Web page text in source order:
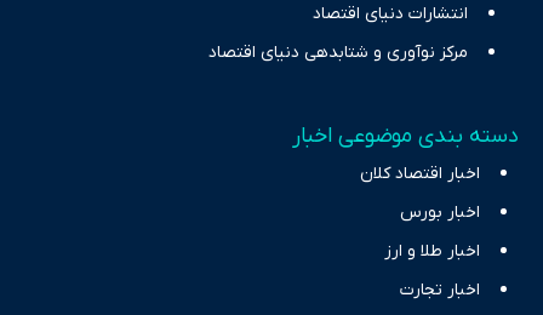
انتشارات دنیای اقتصاد
مرکز نوآوری و شتابدهی دنیای اقتصاد
دسته بندی موضوعی اخبار
اخبار اقتصاد کلان
اخبار بورس
اخبار طلا و ارز
اخبار تجارت